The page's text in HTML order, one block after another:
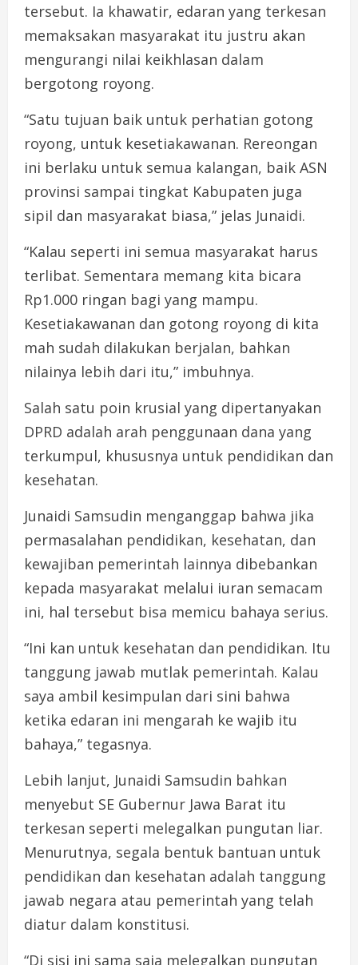
tersebut. Ia khawatir, edaran yang terkesan
memaksakan masyarakat itu justru akan
mengurangi nilai keikhlasan dalam
bergotong royong.
“Satu tujuan baik untuk perhatian gotong
royong, untuk kesetiakawanan. Rereongan
ini berlaku untuk semua kalangan, baik ASN
provinsi sampai tingkat Kabupaten juga
sipil dan masyarakat biasa,” jelas Junaidi.
“Kalau seperti ini semua masyarakat harus
terlibat. Sementara memang kita bicara
Rp1.000 ringan bagi yang mampu.
Kesetiakawanan dan gotong royong di kita
mah sudah dilakukan berjalan, bahkan
nilainya lebih dari itu,” imbuhnya.
Salah satu poin krusial yang dipertanyakan
DPRD adalah arah penggunaan dana yang
terkumpul, khususnya untuk pendidikan dan
kesehatan.
Junaidi Samsudin menganggap bahwa jika
permasalahan pendidikan, kesehatan, dan
kewajiban pemerintah lainnya dibebankan
kepada masyarakat melalui iuran semacam
ini, hal tersebut bisa memicu bahaya serius.
“Ini kan untuk kesehatan dan pendidikan. Itu
tanggung jawab mutlak pemerintah. Kalau
saya ambil kesimpulan dari sini bahwa
ketika edaran ini mengarah ke wajib itu
bahaya,” tegasnya.
Lebih lanjut, Junaidi Samsudin bahkan
menyebut SE Gubernur Jawa Barat itu
terkesan seperti melegalkan pungutan liar.
Menurutnya, segala bentuk bantuan untuk
pendidikan dan kesehatan adalah tanggung
jawab negara atau pemerintah yang telah
diatur dalam konstitusi.
“Di sisi ini sama saja melegalkan pungutan